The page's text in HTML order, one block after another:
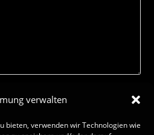
verwalten
bieten, verwenden wir Technologien wie